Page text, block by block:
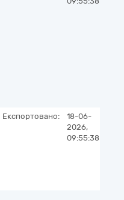
Експортовано:
18-06-
2026,
09:55:38